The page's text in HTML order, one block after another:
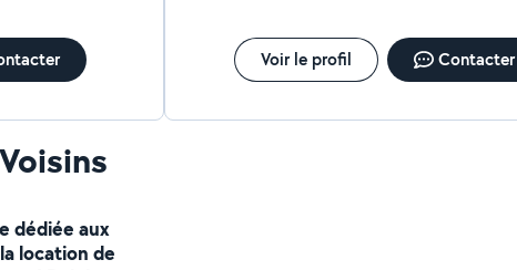
Voir le profil Contacter
dédiée aux
location de